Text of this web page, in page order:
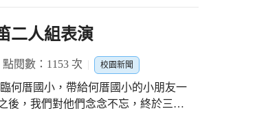
卻活得自在瀟灑，雖不完美，卻是
好辯哉的孟子，堅
雄，最後竟成了戰國奇葩說擂台賽
二人組表演
點閱數：1153 次 校園新聞
何厝國小，帶給何厝國小的小朋友一
後，我們對他們念念不忘，終於三年